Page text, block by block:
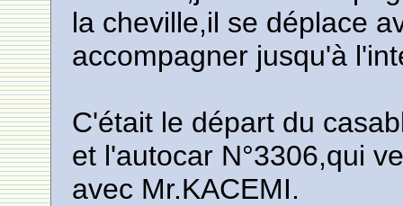
la cheville,il se déplace
accompagner jusqu'à
C'était le départ du
et l'autocar N°3306,qui
avec Mr.KACEMI.